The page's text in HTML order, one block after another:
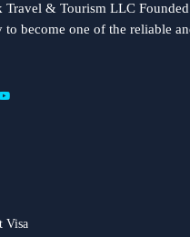
تأخير بعض الرحلات بسبب
إلى دبي | عشاء بحري
طيران الإمارات تشغّل
Travel & Tourism LLC
to become one of the reliable
Visa